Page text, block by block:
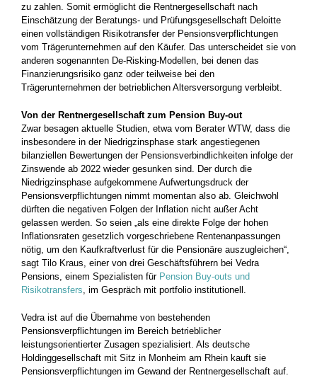
zu zahlen. Somit ermöglicht die Rentnergesellschaft nach
Einschätzung der Beratungs- und Prüfungsgesellschaft Deloitte
einen vollständigen Risikotransfer der Pensionsverpflichtungen
vom Trägerunternehmen auf den Käufer. Das unterscheidet sie von
anderen sogenannten De-Risking-Modellen, bei denen das
Finanzierungsrisiko ganz oder teilweise bei den
Trägerunternehmen der betrieblichen Altersversorgung verbleibt.
Von der Rentnergesellschaft zum Pension Buy-out
Zwar besagen aktuelle Studien, etwa vom Berater WTW, dass die
insbesondere in der Niedrigzinsphase stark angestiegenen
bilanziellen Bewertungen der Pensionsverbindlichkeiten infolge der
Zinswende ab 2022 wieder gesunken sind. Der durch die
Niedrigzinsphase aufgekommene Aufwertungsdruck der
Pensionsverpflichtungen nimmt momentan also ab. Gleichwohl
dürften die negativen Folgen der Inflation nicht außer Acht
gelassen werden. So seien „als eine direkte Folge der hohen
Inflationsraten gesetzlich vorgeschriebene Rentenanpassungen
nötig, um den Kaufkraftverlust für die Pensionäre auszugleichen“,
sagt Tilo Kraus, einer von drei Geschäftsführern bei Vedra
Pensions, einem Spezialisten für Pension Buy-outs und
Risikotransfers, im Gespräch mit portfolio institutionell.
Vedra ist auf die Übernahme von bestehenden
Pensionsverpflichtungen im Bereich betrieblicher
leistungsorientierter Zusagen spezialisiert. Als deutsche
Holdinggesellschaft mit Sitz in Monheim am Rhein kauft sie
Pensionsverpflichtungen im Gewand der Rentnergesellschaft auf.